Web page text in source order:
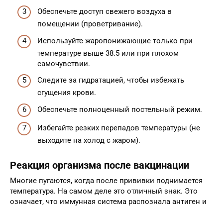
Обеспечьте доступ свежего воздуха в
помещении (проветривание).
Используйте жаропонижающие только при
температуре выше 38.5 или при плохом
самочувствии.
Следите за гидратацией, чтобы избежать
сгущения крови.
Обеспечьте полноценный постельный режим.
Избегайте резких перепадов температуры (не
выходите на холод с жаром).
Реакция организма после вакцинации
Многие пугаются, когда после прививки поднимается
температура. На самом деле это отличный знак. Это
означает, что иммунная система распознала антиген и